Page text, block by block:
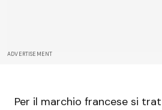
ADVERTISEMENT
Per il marchio francese si